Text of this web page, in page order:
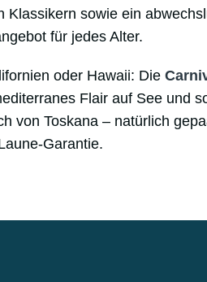
Klassikern sowie ein
für jedes Alter.
oder Hawaii: Die
Flair auf See und
von Toskana – natürlich
Garantie.